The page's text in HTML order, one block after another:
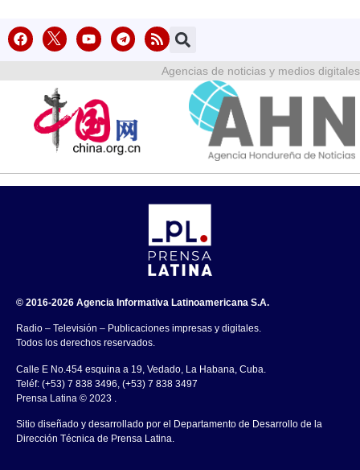
Agencias de noticias y medios digitales
© 2016-2026 Agencia Informativa Latinoamericana S.A.
Radio – Televisión – Publicaciones impresas y digitales.
Todos los derechos reservados.
Calle E No.454 esquina a 19, Vedado, La Habana, Cuba.
Teléf: (+53) 7 838 3496, (+53) 7 838 3497
Prensa Latina © 2023 .
Sitio diseñado y desarrollado por el Departamento de Desarrollo de la
Dirección Técnica de Prensa Latina.